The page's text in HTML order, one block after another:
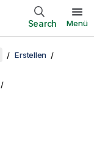
Search Menü
Erstellen